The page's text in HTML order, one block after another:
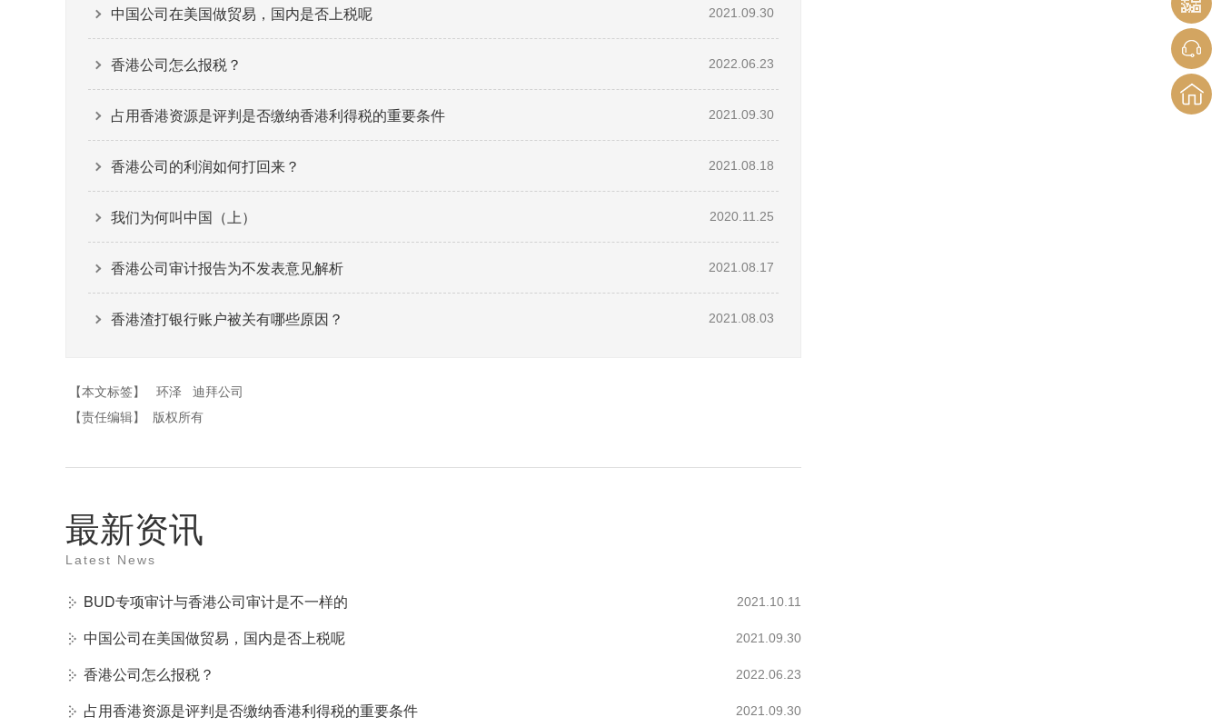
中国公司在美国做贸易，国内是否上税呢 2021.09.30
香港公司怎么报税？ 2022.06.23
占用香港资源是评判是否缴纳香港利得税的重要条件 2021.09.30
香港公司的利润如何打回来？ 2021.08.18
我们为何叫中国（上） 2020.11.25
香港公司审计报告为不发表意见解析 2021.08.17
香港渣打银行账户被关有哪些原因？ 2021.08.03
【本文标签】 环泽
迪拜公司
【责任编辑】
版权所有
最新资讯
Latest News
BUD专项审计与香港公司审计是不一样的 2021.10.11
中国公司在美国做贸易，国内是否上税呢 2021.09.30
香港公司怎么报税？ 2022.06.23
占用香港资源是评判是否缴纳香港利得税的重要条件 2021.09.30